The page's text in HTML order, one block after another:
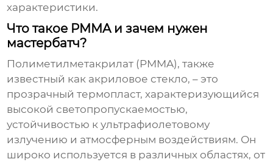
характеристики.
Что такое PMMA и зачем нужен
мастербатч?
Полиметилметакрилат (PMMA), также
известный как акриловое стекло, – это
прозрачный термопласт, характеризующийся
высокой светопропускаемостью,
устойчивостью к ультрафиолетовому
излучению и атмосферным воздействиям. Он
широко используется в различных областях, от